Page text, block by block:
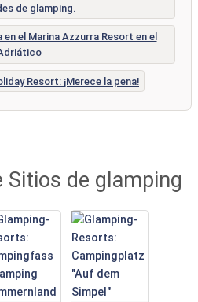
Sitios de glamping
de glamping.
el Marina Azzurra Resort en el
Resort: ¡Merece la pena!